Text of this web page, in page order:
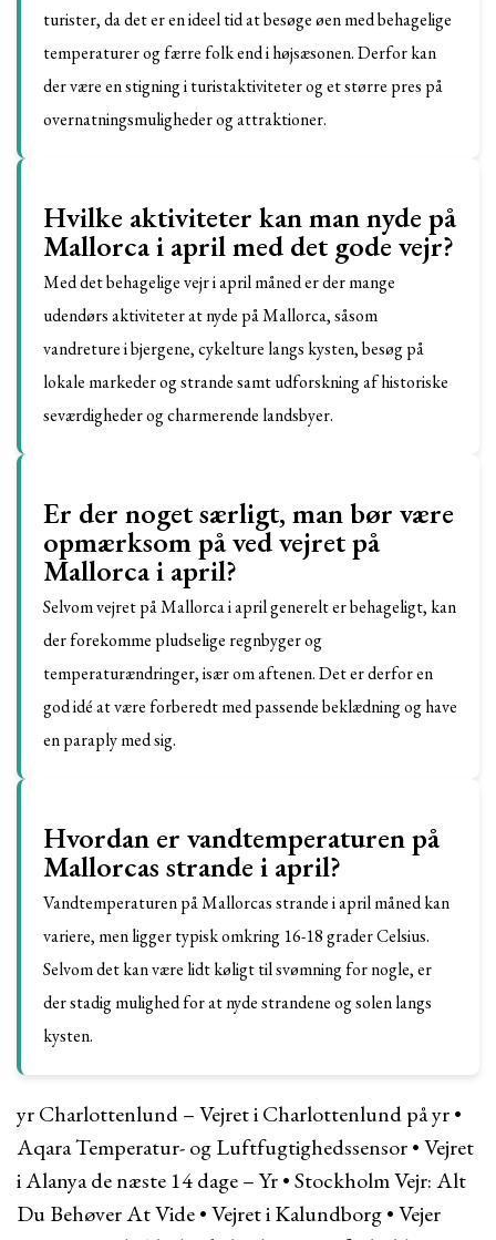
turister, da det er en ideel tid at besøge øen med behagelige
temperaturer og færre folk end i højsæsonen. Derfor kan
der være en stigning i turistaktiviteter og et større pres på
overnatningsmuligheder og attraktioner.
Hvilke aktiviteter kan man nyde på
Mallorca i april med det gode vejr?
Med det behagelige vejr i april måned er der mange
udendørs aktiviteter at nyde på Mallorca, såsom
vandreture i bjergene, cykelture langs kysten, besøg på
lokale markeder og strande samt udforskning af historiske
seværdigheder og charmerende landsbyer.
Er der noget særligt, man bør være
opmærksom på ved vejret på
Mallorca i april?
Selvom vejret på Mallorca i april generelt er behageligt, kan
der forekomme pludselige regnbyger og
temperaturændringer, især om aftenen. Det er derfor en
god idé at være forberedt med passende beklædning og have
en paraply med sig.
Hvordan er vandtemperaturen på
Mallorcas strande i april?
Vandtemperaturen på Mallorcas strande i april måned kan
variere, men ligger typisk omkring 16-18 grader Celsius.
Selvom det kan være lidt køligt til svømning for nogle, er
der stadig mulighed for at nyde strandene og solen langs
kysten.
yr Charlottenlund – Vejret i Charlottenlund på yr•
Aqara Temperatur- og Luftfugtighedssensor•Vejret
i Alanya de næste 14 dage – Yr•Stockholm Vejr: Alt
Du Behøver At Vide•Vejret i Kalundborg•Vejer